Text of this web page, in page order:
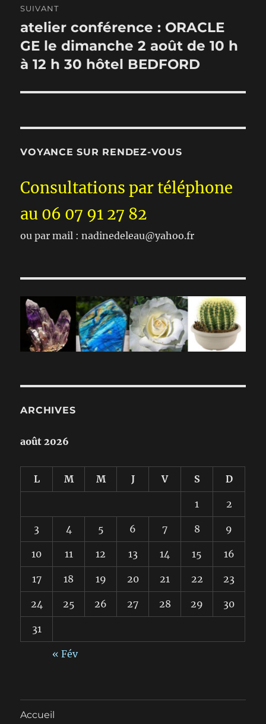
SUIVANT
Publication
suivante :
atelier conférence : ORACLE
GE le dimanche 2 août de 10 h
à 12 h 30 hôtel BEDFORD
VOYANCE SUR RENDEZ-VOUS
Consultations par téléphone
au 06 07 91 27 82
ou par mail : nadinedeleau@yahoo.fr
ARCHIVES
août 2026
L M M J V S D
1 2
3 4 5 6 7 8 9
10 11 12 13 14 15 16
17 18 19 20 21 22 23
24 25 26 27 28 29 30
31
« Fév
Accueil